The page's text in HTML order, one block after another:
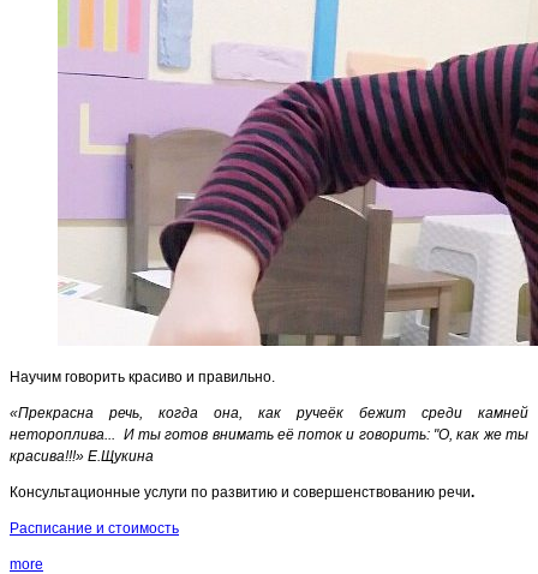
Научим говорить красиво и правильно.
«Прекрасна речь, когда она, как ручеёк бежит среди камней
нетороплива... И ты готов внимать её поток и говорить: "О, как же ты
красива!!!» Е.Щукина
Консультационные услуги по развитию и совершенствованию речи.
Расписание и стоимость
more